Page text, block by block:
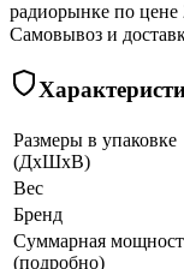
радиорынке по цене
Самовывоз и
Размеры в упаковке
(ДхШхВ)
Вес
Бренд
Суммарная
(подробно)